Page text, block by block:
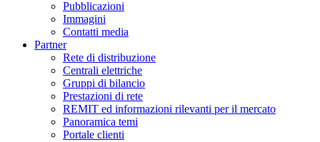
Pubblicazioni
Immagini
Contatti media
Partner
Rete di distribuzione
Centrali elettriche
Gruppi di bilancio
Prestazioni di rete
REMIT ed informazioni rilevanti per il mercato
Panoramica temi
Portale clienti